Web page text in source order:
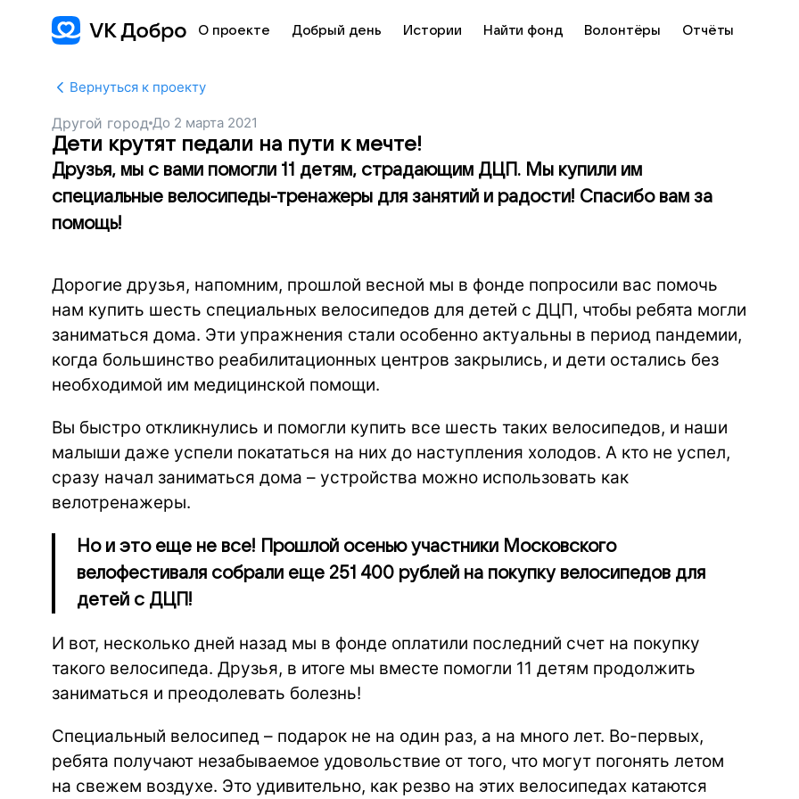
О проекте Добрый день Истории Найти фонд Волонтёры Отчёты
Вернуться к проекту
Другой город До 2 марта 2021
Дети крутят педали на пути к мечте!
Друзья, мы с вами помогли 11 детям, страдающим ДЦП. Мы купили им
специальные велосипеды-тренажеры для занятий и радости! Спасибо вам за
помощь!
Дорогие друзья, напомним, прошлой весной мы в фонде попросили вас помочь
нам купить шесть специальных велосипедов для детей с ДЦП, чтобы ребята могли
заниматься дома. Эти упражнения стали особенно актуальны в период пандемии,
когда большинство реабилитационных центров закрылись, и дети остались без
необходимой им медицинской помощи.
Вы быстро откликнулись и помогли купить все шесть таких велосипедов, и наши
малыши даже успели покататься на них до наступления холодов. А кто не успел,
сразу начал заниматься дома – устройства можно использовать как
велотренажеры.
Но и это еще не все! Прошлой осенью участники Московского
велофестиваля собрали еще 251 400 рублей на покупку велосипедов для
детей с ДЦП!
И вот, несколько дней назад мы в фонде оплатили последний счет на покупку
такого велосипеда. Друзья, в итоге мы вместе помогли 11 детям продолжить
заниматься и преодолевать болезнь!
Специальный велосипед – подарок не на один раз, а на много лет. Во-первых,
ребята получают незабываемое удовольствие от того, что могут погонять летом
на свежем воздухе. Это удивительно, как резво на этих велосипедах катаются